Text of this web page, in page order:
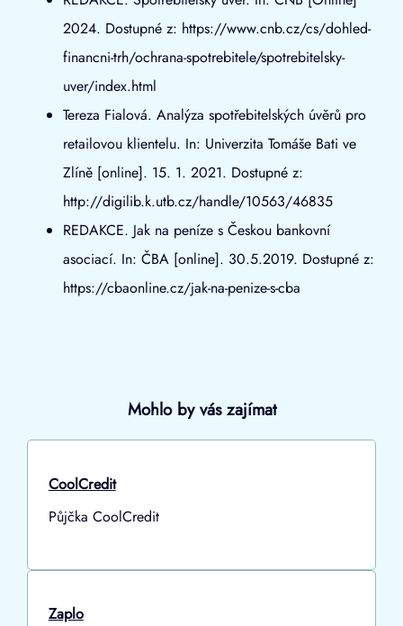
2024. Dostupné z: https://www.cnb.cz/cs/dohled-
financni-trh/ochrana-spotrebitele/spotrebitelsky-
uver/index.html
Tereza Fialová. Analýza spotřebitelských úvěrů pro
retailovou klientelu. In: Univerzita Tomáše Bati ve
Zlíně [online]. 15. 1. 2021. Dostupné z:
http://digilib.k.utb.cz/handle/10563/46835
REDAKCE. Jak na peníze s Českou bankovní
asociací. In: ČBA [online]. 30.5.2019. Dostupné z:
https://cbaonline.cz/jak-na-penize-s-cba
Mohlo by vás zajímat
CoolCredit
Půjčka CoolCredit
Zaplo